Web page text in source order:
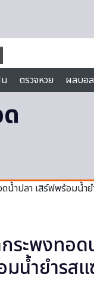
ตรวจหวย ผลบอล
ระพงทอด
มน้ำยำรส